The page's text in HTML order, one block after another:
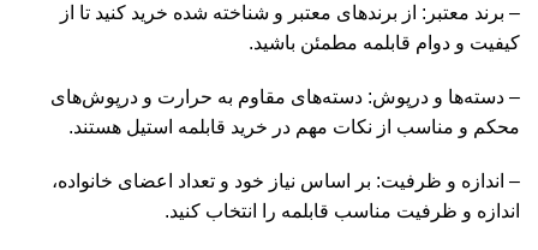
– برند معتبر: از برندهای معتبر و شناخته شده خرید کنید تا از
کیفیت و دوام قابلمه مطمئن باشید.
– دسته‌ها و درپوش: دسته‌های مقاوم به حرارت و درپوش‌های
محکم و مناسب از نکات مهم در خرید قابلمه استیل هستند.
– اندازه و ظرفیت: بر اساس نیاز خود و تعداد اعضای خانواده،
اندازه و ظرفیت مناسب قابلمه را انتخاب کنید.